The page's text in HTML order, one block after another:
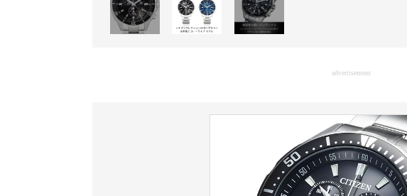
advertisement